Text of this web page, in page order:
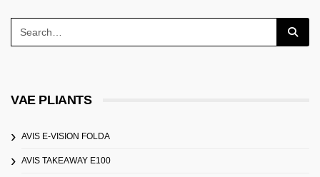
VAE PLIANTS
AVIS E-VISION FOLDA
AVIS TAKEAWAY E100